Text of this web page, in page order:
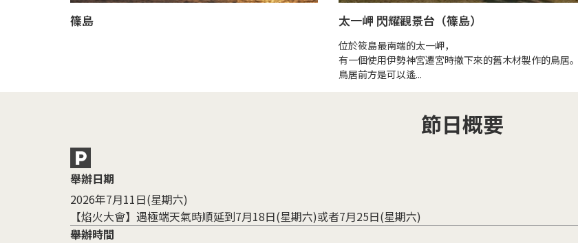
篠島 太一岬 閃耀觀景台（篠島）
位於筱島最南端的太一岬，
有一個使用伊勢神宮遷宮時撤下來的舊木材製作的鳥居。
鳥居前方是可以遙...
節日概要
舉辦日期
2026年7月11日(星期六)
【焰火大會】遇極端天氣時順延到7月18日(星期六)或者7月25日(星期六)
舉辦時間